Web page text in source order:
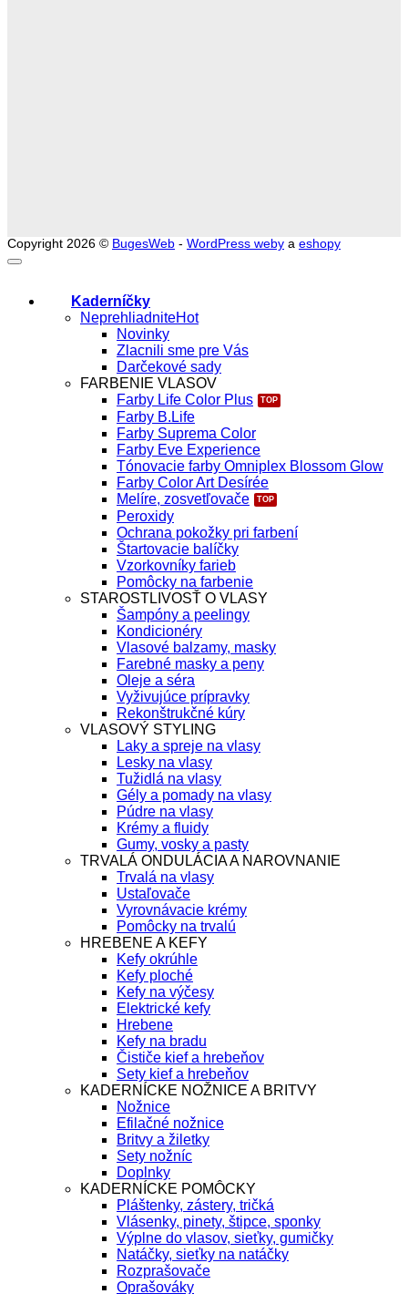
Copyright 2026 © BugesWeb - WordPress weby a eshopy
Kaderníčky
Neprehliadnite
Novinky
Zlacnili sme pre Vás
Darčekové sady
FARBENIE VLASOV
Farby Life Color Plus
Farby B.Life
Farby Suprema Color
Farby Eve Experience
Tónovacie farby Omniplex Blossom Glow
Farby Color Art Desírée
Melíre, zosvetľovače
Peroxidy
Ochrana pokožky pri farbení
Štartovacie balíčky
Vzorkovníky farieb
Pomôcky na farbenie
STAROSTLIVOSŤ O VLASY
Šampóny a peelingy
Kondicionéry
Vlasové balzamy, masky
Farebné masky a peny
Oleje a séra
Vyživujúce prípravky
Rekonštrukčné kúry
VLASOVÝ STYLING
Laky a spreje na vlasy
Lesky na vlasy
Tužidlá na vlasy
Gély a pomady na vlasy
Púdre na vlasy
Krémy a fluidy
Gumy, vosky a pasty
TRVALÁ ONDULÁCIA A NAROVNANIE
Trvalá na vlasy
Ustaľovače
Vyrovnávacie krémy
Pomôcky na trvalú
HREBENE A KEFY
Kefy okrúhle
Kefy ploché
Kefy na výčesy
Elektrické kefy
Hrebene
Kefy na bradu
Čističe kief a hrebeňov
Sety kief a hrebeňov
KADERNÍCKE NOŽNICE A BRITVY
Nožnice
Efilačné nožnice
Britvy a žiletky
Sety nožníc
Doplnky
KADERNÍCKE POMÔCKY
Pláštenky, zástery, tričká
Vlásenky, pinety, štipce, sponky
Výplne do vlasov, sieťky, gumičky
Natáčky, sieťky na natáčky
Rozprašovače
Oprašováky